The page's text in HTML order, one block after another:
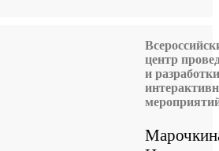
центр
и разработки